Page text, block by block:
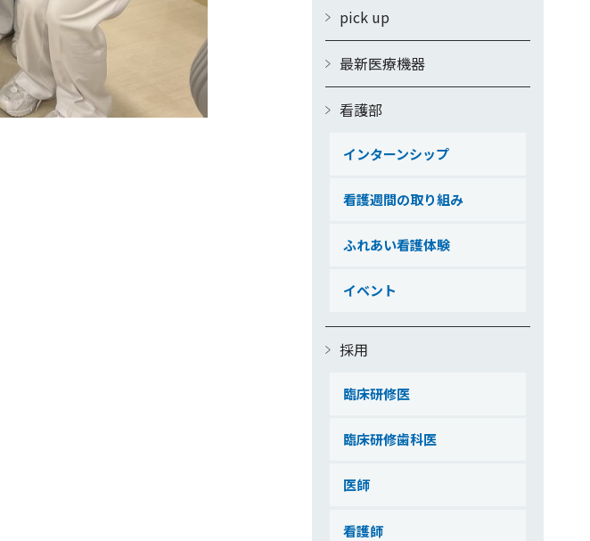
pick up
最新医療機器
看護部
インターンシップ
看護週間の取り組み
ふれあい看護体験
イベント
採用
臨床研修医
臨床研修歯科医
医師
看護師